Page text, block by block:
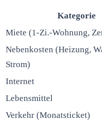
Kategorie
Miete (1-Zi.-Wohnung,
Nebenkosten (Heizung,
Strom)
Internet
Lebensmittel
Verkehr (Monatsticket)